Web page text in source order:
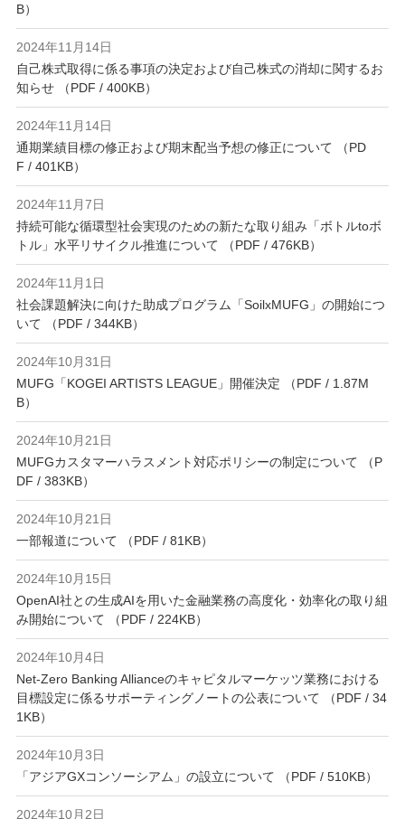
B）
2024年11月14日
自己株式取得に係る事項の決定および自己株式の消却に関するお
知らせ （PDF / 400KB）
2024年11月14日
通期業績目標の修正および期末配当予想の修正について （PD
F / 401KB）
2024年11月7日
持続可能な循環型社会実現のための新たな取り組み「ボトルtoボ
トル」水平リサイクル推進について （PDF / 476KB）
2024年11月1日
社会課題解決に向けた助成プログラム「SoilxMUFG」の開始につ
いて （PDF / 344KB）
2024年10月31日
MUFG「KOGEI ARTISTS LEAGUE」開催決定 （PDF / 1.87M
B）
2024年10月21日
MUFGカスタマーハラスメント対応ポリシーの制定について （P
DF / 383KB）
2024年10月21日
一部報道について （PDF / 81KB）
2024年10月15日
OpenAI社との生成AIを用いた金融業務の高度化・効率化の取り組
み開始について （PDF / 224KB）
2024年10月4日
Net-Zero Banking Allianceのキャピタルマーケッツ業務における
目標設定に係るサポーティングノートの公表について （PDF / 34
1KB）
2024年10月3日
「アジアGXコンソーシアム」の設立について （PDF / 510KB）
2024年10月2日